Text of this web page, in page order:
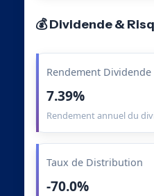
💰 Dividende &
Rendement Dividende
7.39%
Rendement annuel du
Taux de Distribution
-70.0%